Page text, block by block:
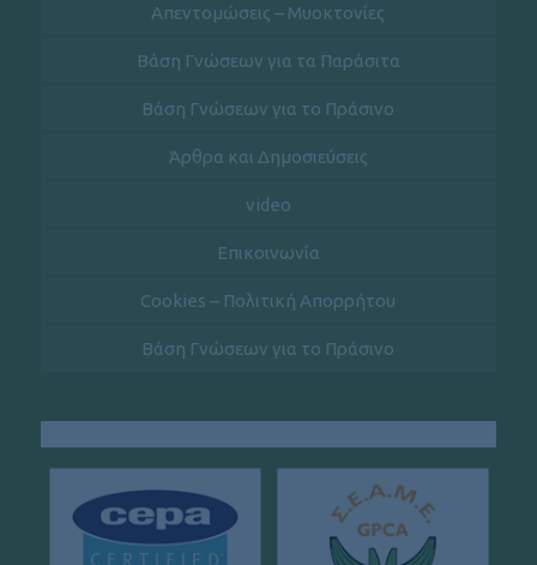
Απεντομώσεις – Μυοκτονίες
Βάση Γνώσεων για τα Παράσιτα
Βάση Γνώσεων για το Πράσινο
Άρθρα και Δημοσιεύσεις
video
Επικοινωνία
Cookies – Πολιτική Απορρήτου
Βάση Γνώσεων για το Πράσινο